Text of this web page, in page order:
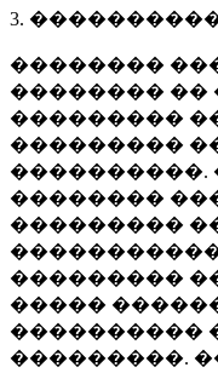
3.
��������
�������� ��
���������
���������
����������.
��������
���������
���������
�����
����������
���������.